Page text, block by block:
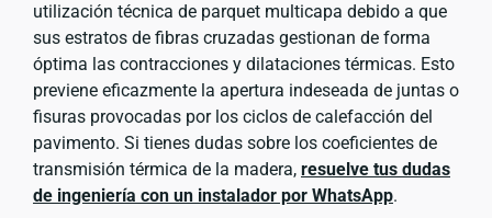
utilización técnica de parquet multicapa debido a que
sus estratos de fibras cruzadas gestionan de forma
óptima las contracciones y dilataciones térmicas. Esto
previene eficazmente la apertura indeseada de juntas o
fisuras provocadas por los ciclos de calefacción del
pavimento. Si tienes dudas sobre los coeficientes de
transmisión térmica de la madera, resuelve tus dudas
de ingeniería con un instalador por WhatsApp.